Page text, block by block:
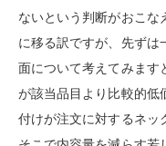
ないという判断がおこな
に移る訳ですが、先ずは
面について考えてみます
が該当品目より比較的低
付けが注文に対するネッ